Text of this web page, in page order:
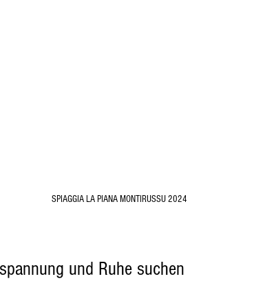
SPIAGGIA LA PIANA MONTIRUSSU 2024
und Ruhe suchen